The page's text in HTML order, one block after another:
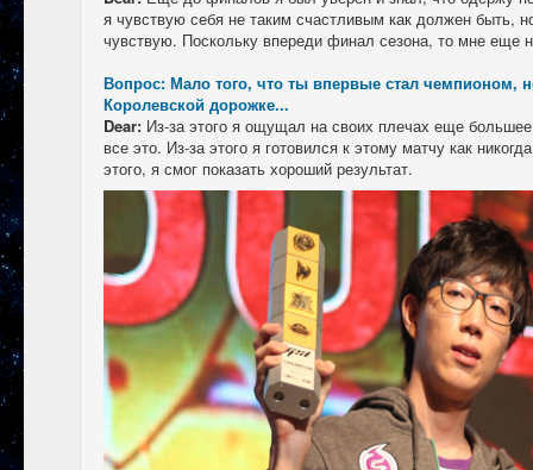
я чувствую себя не таким счастливым как должен быть,
чувствую. Поскольку впереди финал сезона, то мне еще
Вопрос: Мало того, что ты впервые стал чемпионом,
Королевской дорожке...
Dear: Из-за этого я ощущал на своих плечах еще
все это. Из-за этого я готовился к этому матчу как
этого, я смог показать хороший результат.